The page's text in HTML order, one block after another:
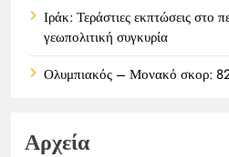
Ιράκ: Τεράστιες εκπτώσεις στο
γεωπολιτική συγκυρία
Ολυμπιακός – Μονακό σκορ:
Αρχεία